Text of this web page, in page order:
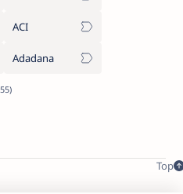
ACI
Adadana